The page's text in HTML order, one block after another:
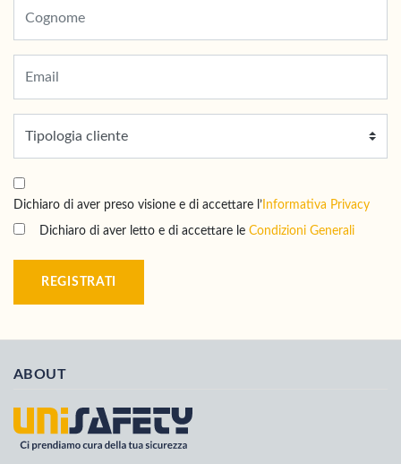
Dichiaro di aver preso visione e di accettare l’ Informativa Privacy
Dichiaro di aver letto e di accettare le Condizioni Generali
REGISTRATI
ABOUT